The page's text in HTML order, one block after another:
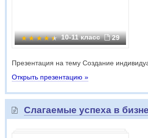
10-11 класс 29
Презентация на тему Создание
Открыть презентацию »
Слагаемые успеха в